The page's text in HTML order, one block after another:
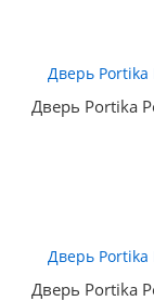
Дверь Portika
Дверь Portika